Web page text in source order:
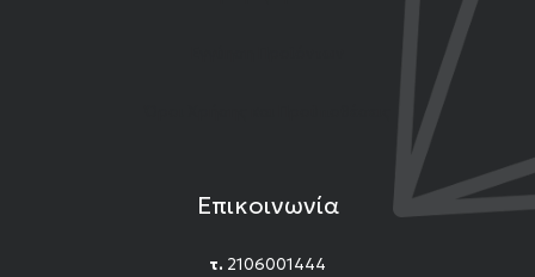
Επικοινωνία
τ. 2106001444